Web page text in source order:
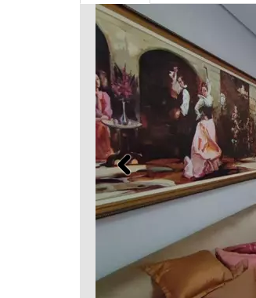
Anterior